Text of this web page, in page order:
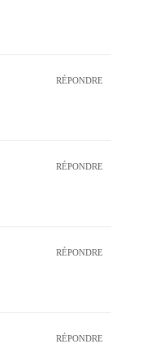
RÉPONDRE
RÉPONDRE
RÉPONDRE
RÉPONDRE